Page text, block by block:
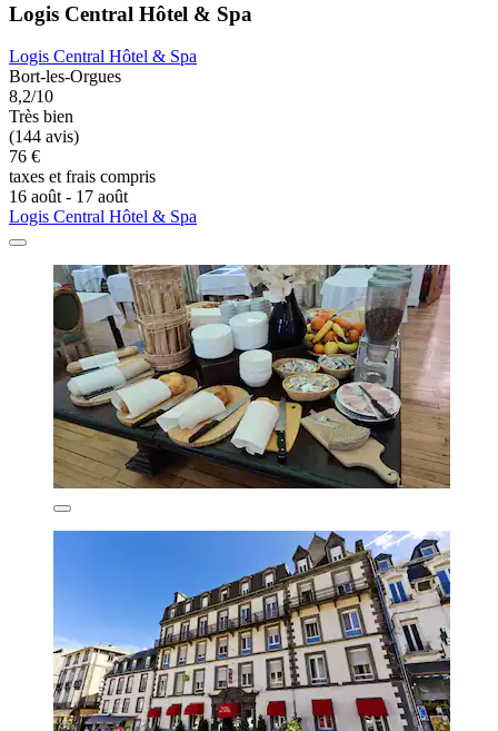
Logis Central Hôtel & Spa
Logis Central Hôtel & Spa
Bort-les-Orgues
8,2/10
Très bien
(144 avis)
76 €
taxes et frais compris
16 août - 17 août
Logis Central Hôtel & Spa